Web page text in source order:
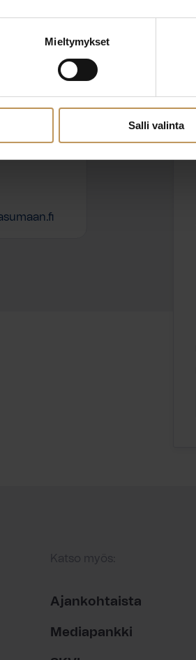
Mieltymykset
Salli valinta
Katso myös:
Ajankohtaista
Mediapankki